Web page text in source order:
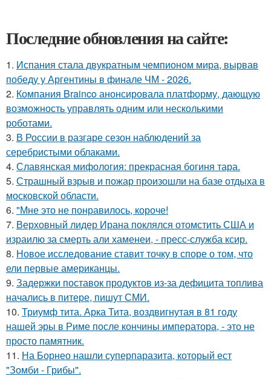
Последние обновления на сайте:
1. Испания стала двукратным чемпионом мира, вырвав
победу у Аргентины в финале ЧМ - 2026.
2. Компания Brainco анонсировала платформу, дающую
возможность управлять одним или несколькими
роботами.
3. В России в разгаре сезон наблюдений за
серебристыми облаками.
4. Славянская мифология: прекрасная богиня тара.
5. Страшный взрыв и пожар произошли на базе отдыха в
московской области.
6. "Мне это не понравилось, короче!
7. Верховный лидер Ирана поклялся отомстить США и
израилю за смерть али хаменеи, - пресс-служба ксир.
8. Новое исследование ставит точку в споре о том, что
ели первые американцы.
9. Задержки поставок продуктов из-за дефицита топлива
начались в питере, пишут СМИ.
10. Триумф тита. Арка Тита, воздвигнутая в 81 году
нашей эры в Риме после кончины императора, - это не
просто памятник.
11. На Борнео нашли суперпаразита, который ест
"Зомби - Грибы".